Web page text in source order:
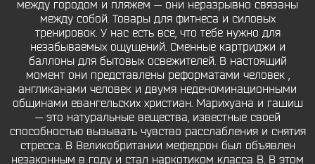
между городом и пляжем — они неразрывно связаны
между собой. Товары для фитнеса и силовых
тренировок. У нас есть все, что тебе нужно для
незабываемых ощущений. Сменные картриджи и
баллоны для бытовых освежителей. В настоящий
момент они представлены реформатами человек ,
англиканами человек и двумя неденоминационными
общинами евангельских христиан. Марихуана и гашиш
— это натуральные вещества, известные своей
способностью вызывать чувство расслабления и снятия
стресса. В Великобритании мефедрон был объявлен
незаконным в году и стал наркотиком класса B. В этом